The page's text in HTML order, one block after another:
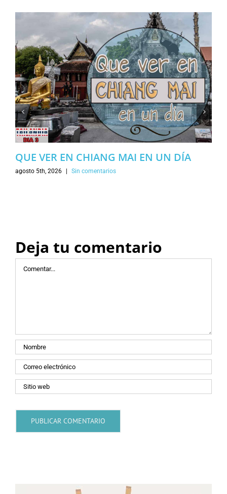
QUE VER EN CHIANG MAI EN UN DÍA
agosto 5th, 2026 | Sin comentarios
Deja tu comentario
Comentar